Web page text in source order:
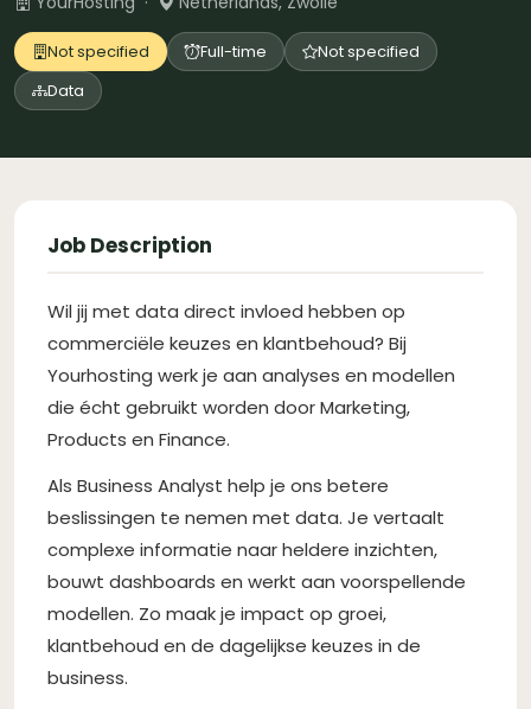
Not specified Full-time
Not specified
Data
Job Description
Wil jij met data direct invloed hebben op
commerciële keuzes en klantbehoud? Bij
Yourhosting werk je aan analyses en modellen
die écht gebruikt worden door Marketing,
Products en Finance.
Als Business Analyst help je ons betere
beslissingen te nemen met data. Je vertaalt
complexe informatie naar heldere inzichten,
bouwt dashboards en werkt aan voorspellende
modellen. Zo maak je impact op groei,
klantbehoud en de dagelijkse keuzes in de
business.